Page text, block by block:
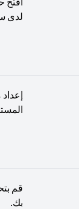
لدى
بك.